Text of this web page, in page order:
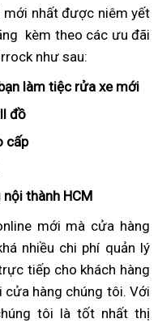
giá
xe
rebel
500
không
tưởng
mới nhấtbảo
trì
được niêm yết
đặt
hàng
kèm theo giá
rẻ
kinh
các ưu đãi
như sau:
làm tiệc rửa xe mới
đồ
cấp
rẻ
thành HCM
nhất
mới giá
rẻ
kinh
hoàng
rebel
mà cửa hàng
nhiều giá
mềm
cho
Rebel
chi phí quản lý
tiếpxe
rebel
500
cho khách hàng
cửa hàng xe
rebel
chúng tôi. Với
tôi là tốt nhất giá
thị